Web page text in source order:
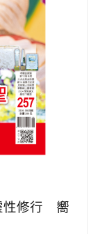
性修行 嚮